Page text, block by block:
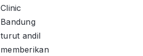
Clinic
Bandung
turut andil
memberikan